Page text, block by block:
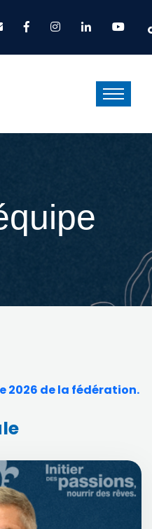
2026 de la fédération.